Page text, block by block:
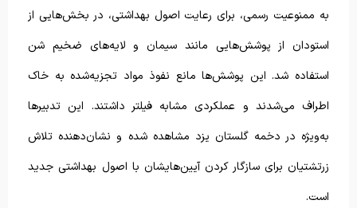
به ممنوعیت رسمی، برای رعایت اصول بهداشتی، در بخش‌هایی از
استودان از پوشش‌هایی مانند سیمان و لایه‌های ضخیم شن
استفاده شد. این پوشش‌ها مانع نفوذ مواد تجزیه‌شده به خاک
اطراف می‌شدند و عملکردی مشابه فیلتر داشتند. این تدبیرها
به‌ویژه در دخمه گلستان یزد مشاهده شده و نشان‌دهنده تلاش
زرتشتیان برای سازگار کردن آیین‌هایشان با اصول بهداشتی جدید
است.